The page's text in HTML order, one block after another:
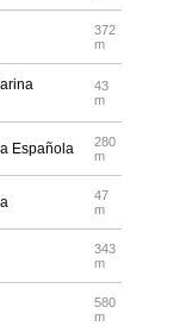
372
m
43
m
Española
280
m
47
m
343
m
580
m